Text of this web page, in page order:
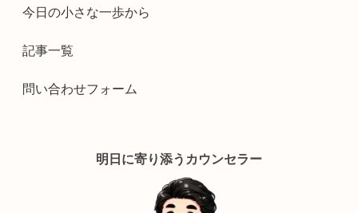
今日の小さな一歩から
記事一覧
問い合わせフォーム
明日に寄り添うカウンセラー